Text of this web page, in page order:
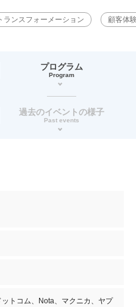
ランスフォーメーション 顧客体
プログラム
Program
過去のイベントの様子
Past events
トコム、Nota、マクニカ、ヤプ